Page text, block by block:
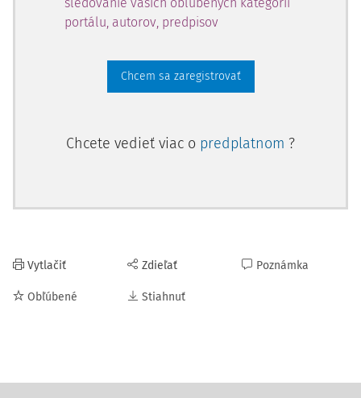
portálu, autorov, predpisov
Chcem sa zaregistrovať
Chcete vedieť viac o predplatnom ?
Vytlačiť
Obľúbené
Zdieľať
Stiahnuť
Poznámka